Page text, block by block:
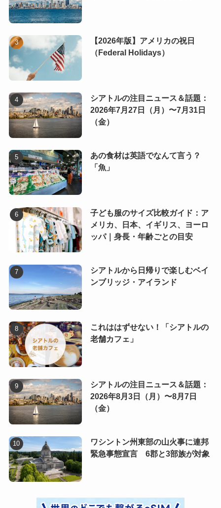
【2026年版】アメリカの祝日
（Federal Holidays）
シアトルの注目ニュース＆話題：
2026年7月27日（月）〜7月31日
（金）
あの食材は英語でなんて言う？
「魚」
子ども服のサイズ比較ガイド：ア
メリカ、日本、イギリス、ヨーロ
ッパ｜身長・年齢ごとの目安
シアトルから日帰りで楽しむベイ
ンブリッジ・アイランド
これははずせない！「シアトルの
老舗カフェ」
シアトルの注目ニュース＆話題：
2026年8月3日（月）〜8月7日
（金）
ワシントン州東部の山火事に連邦
緊急事態宣言 6郡と3部族が対象